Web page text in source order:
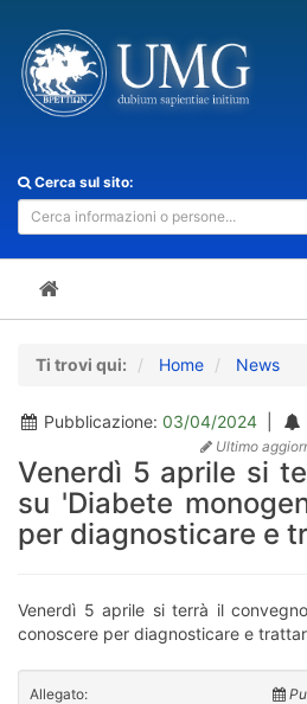
Cerca sul sito:
Ti trovi qui: Home News
Pubblicazione: 03/04/2024
Ultimo
Venerdì 5 aprile si
su 'Diabete
per diagnosticare e
Venerdì 5 aprile si terrà il
conoscere per diagnosticare e
Allegato: